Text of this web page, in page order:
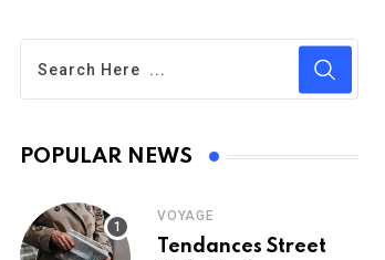
POPULAR NEWS
VOYAGE
Tendances Street